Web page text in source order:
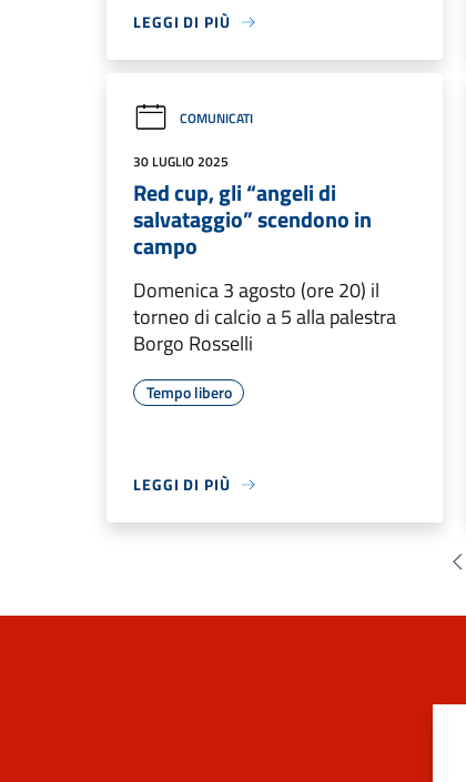
LEGGI DI PIÙ
COMUNICATI
30 LUGLIO 2025
Red cup, gli “angeli di
salvataggio” scendono in
campo
Domenica 3 agosto (ore 20) il
torneo di calcio a 5 alla palestra
Borgo Rosselli
Tempo libero
LEGGI DI PIÙ